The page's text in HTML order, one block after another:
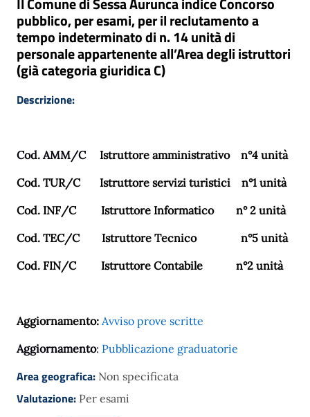
pubblico, per esami, per il reclutamento a
tempo indeterminato di n. 14 unità di
personale appartenente all’Area degli istruttori
(già categoria giuridica C)
Descrizione:
Cod. AMM/C Istruttore amministrativo
n°4 unità
Cod. TUR/C
Istruttore servizi turistici
n°1 unità
Cod. INF/C
Istruttore Informatico
n° 2 unità
Cod. TEC/C
Istruttore Tecnico
n°5 unità
Cod. FIN/C
Istruttore Contabile n°2 unità
Aggiornamento: Avviso prove scritte
Aggiornamento: Pubblicazione graduatorie
Area geografica: Non specificata
Valutazione: Per esami